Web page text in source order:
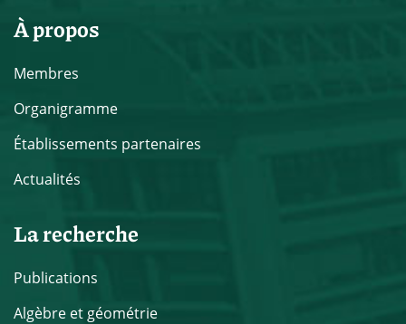
À propos
Membres
Organigramme
Établissements partenaires
Actualités
La recherche
Publications
Algèbre et géométrie